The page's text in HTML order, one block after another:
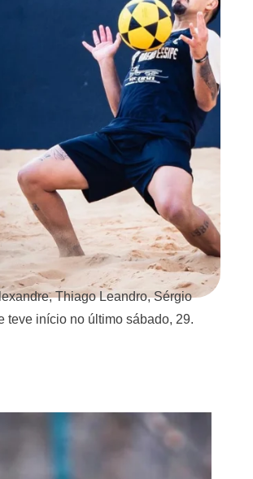
Thiago Leandro, Sérgio
teve início no último sábado, 29.